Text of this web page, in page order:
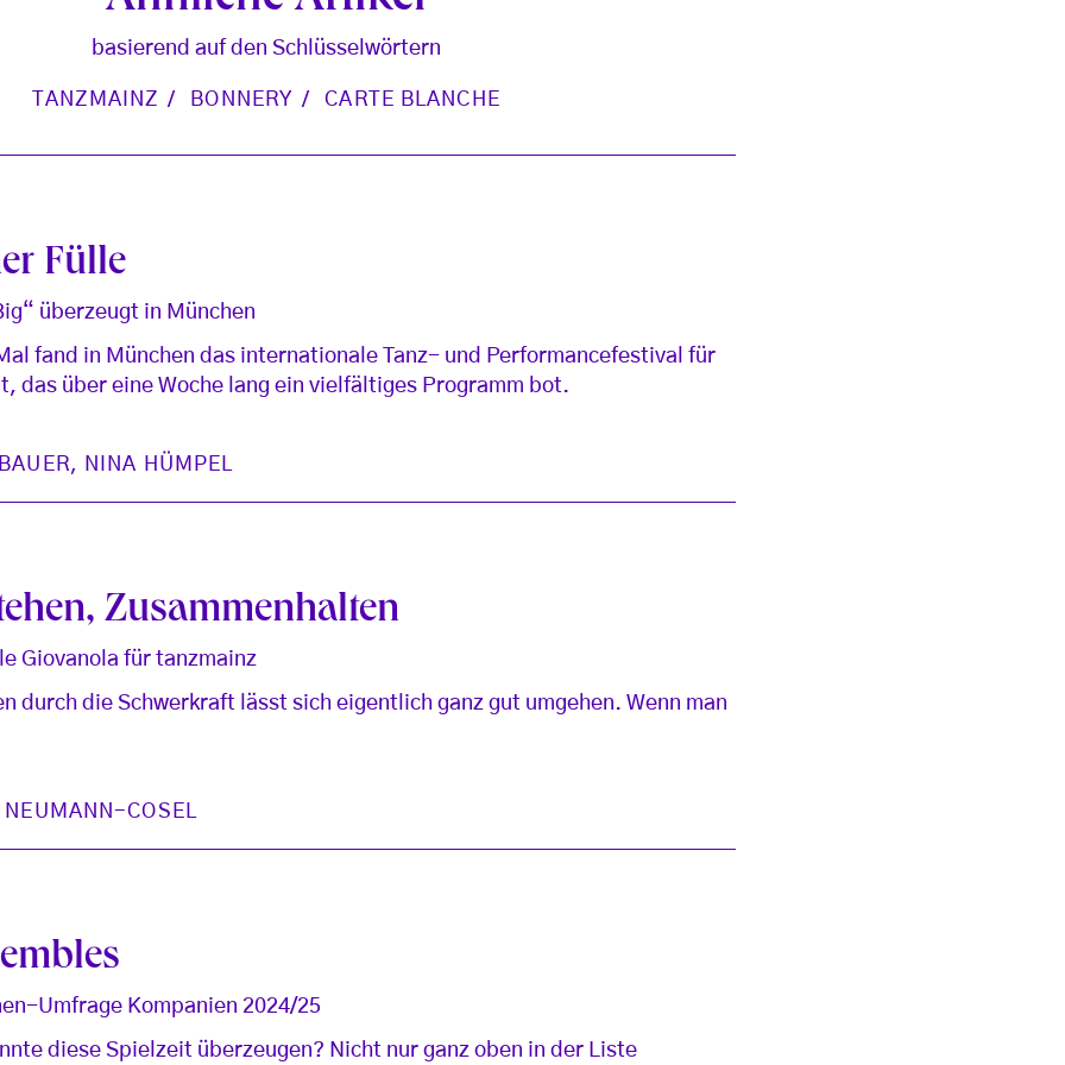
basierend auf den Schlüsselwörtern
TANZMAINZ BONNERY CARTE BLANCHE
Fülle
überzeugt in München
fand in München das internationale Tanz- und Performancefestival für
das über eine Woche lang ein vielfältiges Programm bot.
, NINA HÜMPEL
Zusammenhalten
Giovanola für tanzmainz
durch die Schwerkraft lässt sich eigentlich ganz gut umgehen. Wenn man
COSEL
Umfrage Kompanien 2024/25
diese Spielzeit überzeugen? Nicht nur ganz oben in der Liste